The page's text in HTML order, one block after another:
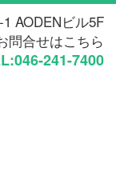
AODENビル5F
問合せはこちら
241-7400